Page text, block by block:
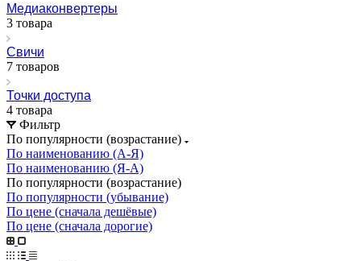
Медиаконвертеры
3 товара
Свичи
7 товаров
Точки доступа
4 товара
Фильтр
По популярности (возрастание)
По наименованию (А-Я)
По наименованию (Я-А)
По популярности (возрастание)
По популярности (убывание)
По цене (сначала дешёвые)
По цене (сначала дорогие)